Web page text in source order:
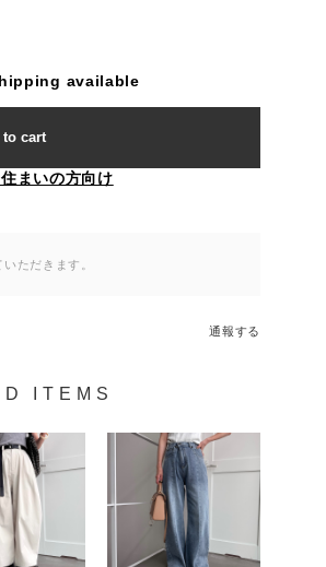
available
to cart
まいの方向け
ただきます。
通報する
ITEMS